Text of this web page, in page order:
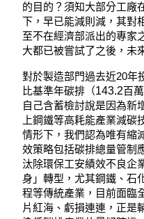
的目的？須知大部分工廠
下，早已能減則減，其對
至不在經濟部派出的專家
大都已被嘗試了之後，未
對於製造部門過去近20年
比基準年碳排（143.2百
自己含蓄檢討說是因為新
上鋼鐵等高耗能產業減
情形下，我們認為唯有縮
效策略包括碳排總量管制
汰除環保工安績效不良企
身」轉型，尤其鋼鐵、石
程等傳統產業，目前面臨
片紅海、虧損連連，正是